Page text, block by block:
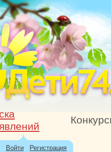
Войти Регистрация